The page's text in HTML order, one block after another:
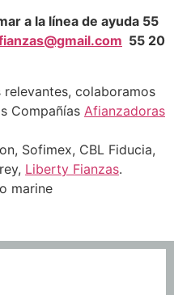
a la línea de ayuda 55
55 20
colaboramos
Compañías Afianzadoras
Sofimex, CBL Fiducia,
Liberty Fianzas.
marine